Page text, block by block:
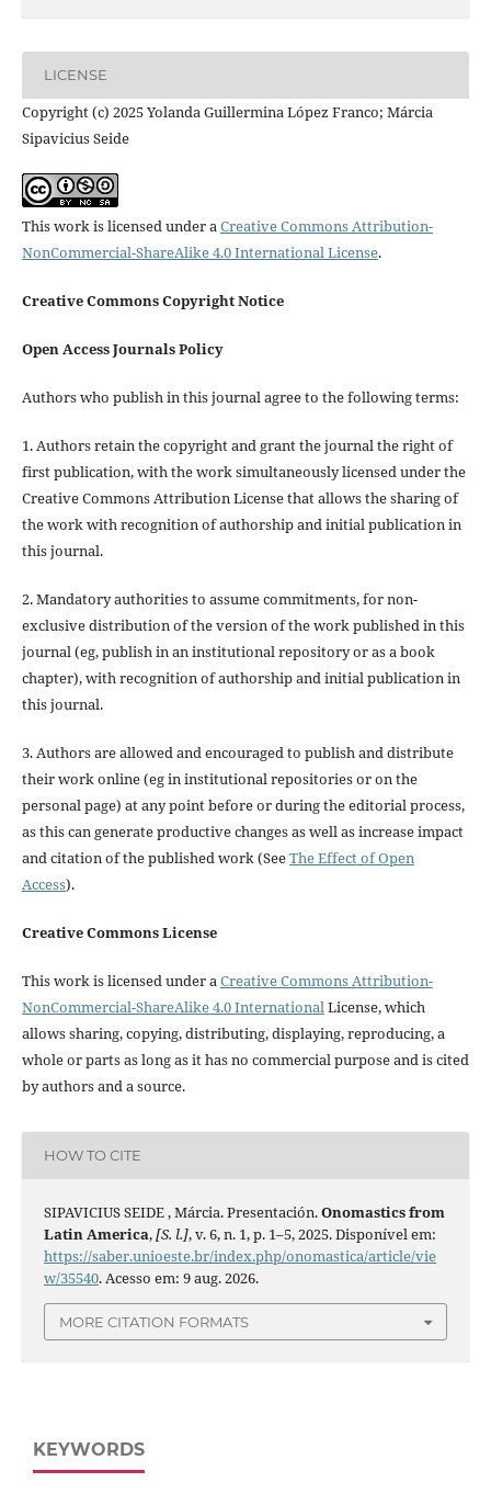
LICENSE
Copyright (c) 2025 Yolanda Guillermina López Franco; Márcia
Sipavicius Seide
This work is licensed under aCreative Commons Attribution-
NonCommercial-ShareAlike 4.0 International License.
Creative Commons Copyright Notice
Open Access Journals Policy
Authors who publish in this journal agree to the following terms:
1. Authors retain the copyright and grant the journal the right of
first publication, with the work simultaneously licensed under the
Creative Commons Attribution License that allows the sharing of
the work with recognition of authorship and initial publication in
this journal.
2. Mandatory authorities to assume commitments, for non-
exclusive distribution of the version of the work published in this
journal (eg, publish in an institutional repository or as a book
chapter), with recognition of authorship and initial publication in
this journal.
3. Authors are allowed and encouraged to publish and distribute
their work online (eg in institutional repositories or on the
personal page) at any point before or during the editorial process,
as this can generate productive changes as well as increase impact
and citation of the published work (SeeThe Effect of Open
Access).
Creative Commons License
This work is licensed under aCreative Commons Attribution-
NonCommercial-ShareAlike 4.0 InternationalLicense, which
allows sharing, copying, distributing, displaying, reproducing, a
whole or parts as long as it has no commercial purpose and is cited
by authors and a source.
HOW TO CITE
SIPAVICIUS SEIDE , Márcia. Presentación.Onomastics from
Latin America,[S. l.], v. 6, n. 1, p. 1–5, 2025. Disponível em:
https://saber.unioeste.br/index.php/onomastica/article/vie
w/35540. Acesso em: 9 aug. 2026.
MORE CITATION FORMATS
KEYWORDS